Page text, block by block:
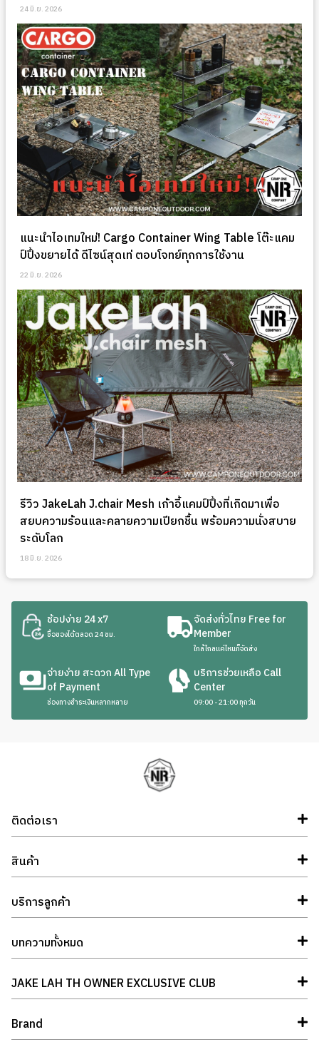
24 มิ.ย. 2026
แนะนำไอเทมใหม่! Cargo Container Wing Table โต๊ะแคม
ป์ปิ้งขยายได้ ดีไซน์สุดเท่ ตอบโจทย์ทุกการใช้งาน
22 มิ.ย. 2026
รีวิว JakeLah J.chair Mesh เก้าอี้แคมป์ปิ้งที่เกิดมาเพื่อ
สยบความร้อนและคลายความเปียกชื้น พร้อมความนั่งสบาย
ระดับโลก
18 มิ.ย. 2026
ช้อปง่าย 24 x7
ซื้อของได้ตลอด 24 ชม.
จัดส่งทั่วไทย Free for
Member
ใกล้ไกลแค่ไหนก็จัดส่ง
จ่ายง่าย สะดวก All Type
of Payment
ช่องทางชำระเงินหลากหลาย
บริการช่วยเหลือ Call
Center
09:00 - 21:00 ทุกวัน
ติดต่อเรา
สินค้า
บริการลูกค้า
บทความทั้งหมด
JAKE LAH TH OWNER EXCLUSIVE CLUB
Brand